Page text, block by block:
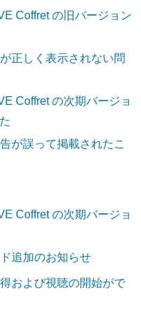
Coffret の旧バージョン
正しく表示されない問
Coffret の次期バージョ
が誤って掲載されたこ
Coffret の次期バージョ
追加のお知らせ
および視聴の開始がで